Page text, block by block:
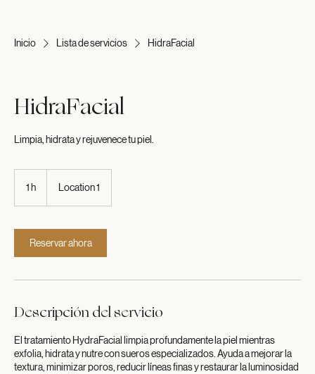
Inicio Lista de servicios HidraFacial
HidraFacial
Limpia, hidrata y rejuvenece tu piel.
1 h Location 1
Reservar ahora
Descripción del servicio
El tratamiento HydraFacial limpia profundamente la piel mientras
exfolia, hidrata y nutre con sueros especializados. Ayuda a mejorar la
textura, minimizar poros, reducir líneas finas y restaurar la luminosidad